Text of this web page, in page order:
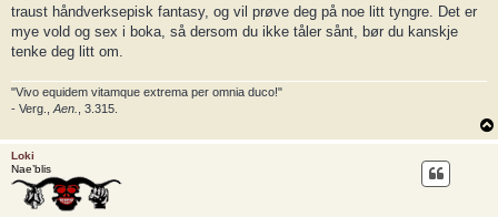
traust håndverksepisk fantasy, og vil prøve deg på noe litt tyngre. Det er
mye vold og sex i boka, så dersom du ikke tåler sånt, bør du kanskje
tenke deg litt om.
"Vivo equidem vitamque extrema per omnia duco!"
- Verg., Aen. , 3.315.
Loki
Nae’blis